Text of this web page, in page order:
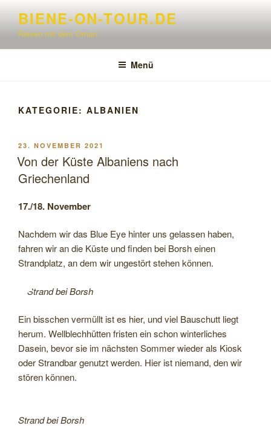
springen
BIENE-ON-TOUR.DE
Reisen mit dem Oman
Menü
KATEGORIE: ALBANIEN
VERÖFFENTLICHT
AM
23. NOVEMBER 2021
Von der Küste Albaniens nach
Griechenland
17./18. November
Nachdem wir das Blue Eye hinter uns gelassen haben,
fahren wir an die Küste und finden bei Borsh einen
Strandplatz, an dem wir ungestört stehen können.
Strand bei Borsh
Ein bisschen vermüllt ist es hier, und viel Bauschutt liegt
herum. Wellblechhütten fristen ein schon winterliches
Dasein, bevor sie im nächsten Sommer wieder als Kiosk
oder Strandbar genutzt werden. Hier ist niemand, den wir
stören können.
Strand bei Borsh